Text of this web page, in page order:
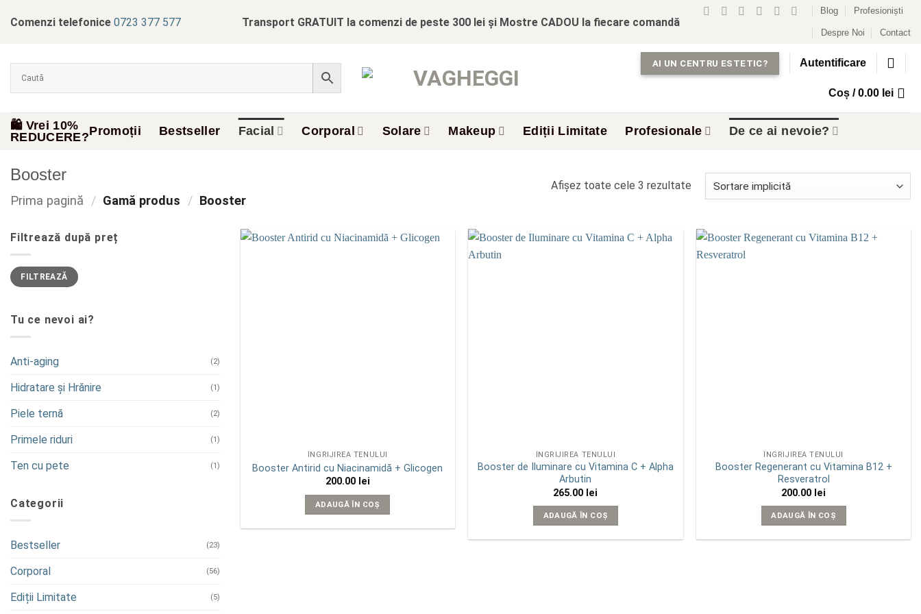
Comenzi telefonice 0723 377 577 Transport GRATUIT la comenzi de peste 300 lei și Mostre CADOU la fiecare comandă
Blog Profesioniști
Despre Noi Contact
AI UN CENTRU ESTETIC? Autentificare
Coș /0.00 lei
🛍️ Vrei 10%
REDUCERE?Promoții Bestseller Facial Corporal Solare Makeup Ediții Limitate Profesionale De ce ai nevoie?
Booster
Prima pagină / Gamă produs / Booster
Afișez toate cele 3 rezultate
Filtrează după preț
Preț
minim
Preț
maxim
FILTREAZĂ
Tu ce nevoi ai?
Anti-aging (2)
Hidratare și Hrănire (1)
Piele ternă (2)
Primele riduri (1)
Ten cu pete (1)
Categorii
Bestseller (23)
Corporal (56)
Ediții Limitate (5)
ÎNGRIJIREA TENULUI
Booster Antirid cu Niacinamidă + Glicogen
200.00 lei
ADAUGĂ ÎN COȘ
ÎNGRIJIREA TENULUI
Booster de Iluminare cu Vitamina C + Alpha
Arbutin
265.00 lei
ADAUGĂ ÎN COȘ
ÎNGRIJIREA TENULUI
Booster Regenerant cu Vitamina B12 +
Resveratrol
200.00 lei
ADAUGĂ ÎN COȘ